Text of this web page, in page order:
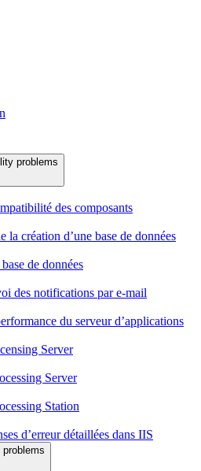
problems
des composants
la création d’une base de données
de données
des notifications par e-mail
du serveur d’applications
Server
Server
Station
d’erreur détaillées dans IIS